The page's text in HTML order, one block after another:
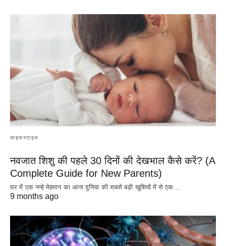
लाइफस्टाइल
नवजात शिशु की पहले 30 दिनों की देखभाल कैसे करें? (A
Complete Guide for New Parents)
घर में एक नन्हे मेहमान का आना दुनिया की सबसे बड़ी खुशियों में से एक…
9 months ago